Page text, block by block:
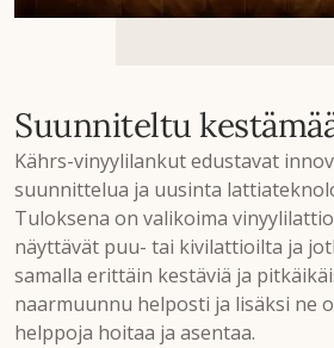
Suunniteltu
Kährs-vinyylilankut edustavat
suunnittelua ja uusinta
Tuloksena on valikoima
näyttävät puu- tai kivilattioilta ja
samalla erittäin kestäviä ja
naarmuunnu helposti ja lisäksi ne
helppoja hoitaa ja asentaa.